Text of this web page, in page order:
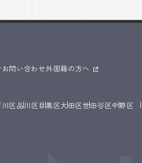
お問い合わせ外国籍の方へ
区品川区 目黒区大田区世田谷区中野区